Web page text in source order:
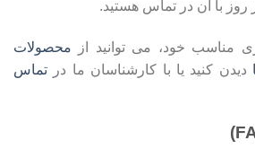
با آن در تماس هستید.
مناسب خود، می توانید از محصولات
دیدن کنید یا با کارشناسان ما در تماس